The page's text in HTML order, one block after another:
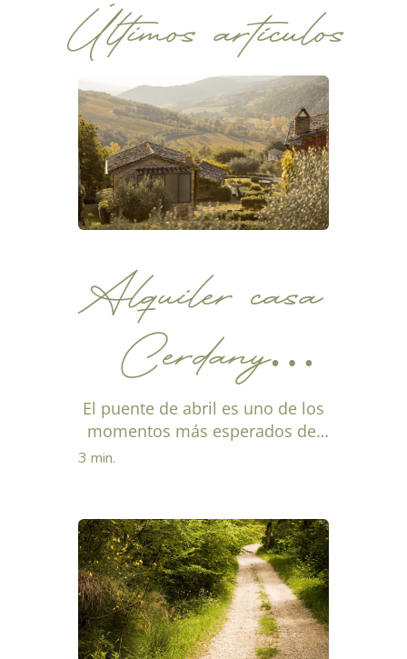
Últimos artículos
Alquiler casa
Cerdanya
para el puente
escapada slow
El puente de abril es uno de los
momentos más esperados del
año para hacer una pausa antes
3 min.